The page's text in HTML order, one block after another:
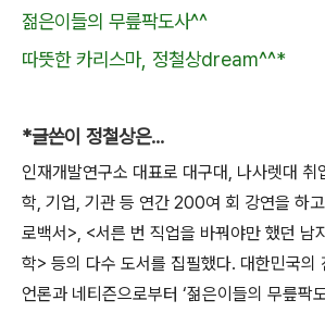
젊은이들의 무릎팍도사^^
따뜻한 카리스마, 정철상dream^^*
*글쓴이 정철상은...
인재개발연구소 대표로 대구대, 나사렛대 취
학, 기업, 기관 등 연간 200여 회 강연을 하
로백서>, <서른 번 직업을 바꿔야만 했던 남
학> 등의 다수 도서를 집필했다. 대한민국의
언론과 네티즌으로부터 ‘젊은이들의 무릎팍